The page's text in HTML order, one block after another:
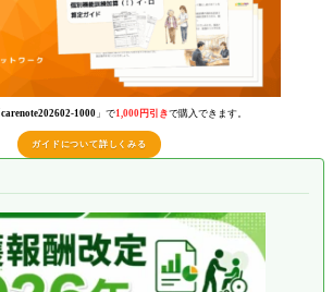
carenote202602-1000 」で1,000円引きで購入できます。
ガイドについて詳しくみる